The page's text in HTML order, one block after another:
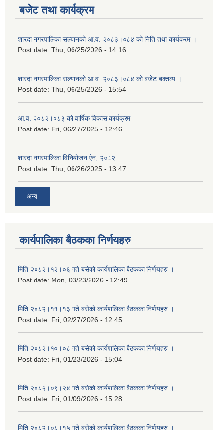
बजेट तथा कार्यक्रम
शारदा नगरपालिका सल्यानको आ.व. २०८३।०८४ को निति तथा कार्यक्रम ।
Post date: Thu, 06/25/2026 - 14:16
शारदा नगरपालिका सल्यानको आ.व. २०८३।०८४ को बजेट बक्तव्य ।
Post date: Thu, 06/25/2026 - 15:54
आ.व. २०८२।०८३ को वार्षिक विकास कार्यक्रम
Post date: Fri, 06/27/2025 - 12:46
शारदा नगरपालिका विनियोजन ऐन, २०८२
Post date: Thu, 06/26/2025 - 13:47
अन्य
कार्यपालिका बैठकका निर्णयहरु
मिति २०८२।१२।०६ गते बसेको कार्यपालिका बैठकका निर्णयहरु ।
Post date: Mon, 03/23/2026 - 12:49
मिति २०८२।११।१३ गते बसेको कार्यपालिका बैठकका निर्णयहरु ।
Post date: Fri, 02/27/2026 - 12:45
मिति २०८२।१०।०८ गते बसेको कार्यपालिका बैठकका निर्णयहरु ।
Post date: Fri, 01/23/2026 - 15:04
मिति २०८२।०९।२४ गते बसेको कार्यपालिका बैठकका निर्णयहरु ।
Post date: Fri, 01/09/2026 - 15:28
मिति २०८२।०८।१५ गते बसेको कार्यपालिका बैठकका निर्णयहरु ।